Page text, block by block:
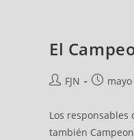
El
FJN
Los responsables
también